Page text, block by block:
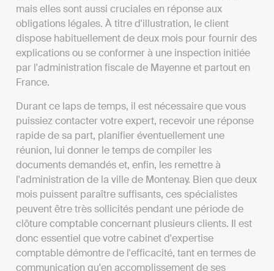
mais elles sont aussi cruciales en réponse aux
obligations légales. À titre d'illustration, le client
dispose habituellement de deux mois pour fournir des
explications ou se conformer à une inspection initiée
par l'administration fiscale de Mayenne et partout en
France.
Durant ce laps de temps, il est nécessaire que vous
puissiez contacter votre expert, recevoir une réponse
rapide de sa part, planifier éventuellement une
réunion, lui donner le temps de compiler les
documents demandés et, enfin, les remettre à
l'administration de la ville de Montenay. Bien que deux
mois puissent paraître suffisants, ces spécialistes
peuvent être très sollicités pendant une période de
clôture comptable concernant plusieurs clients. Il est
donc essentiel que votre cabinet d'expertise
comptable démontre de l'efficacité, tant en termes de
communication qu'en accomplissement de ses